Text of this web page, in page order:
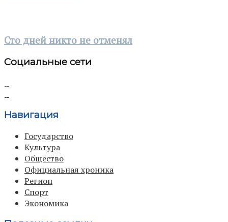
Сто дней никто не отменял
Социальные сети
Навигация
Государство
Культура
Общество
Официальная хроника
Регион
Спорт
Экономика